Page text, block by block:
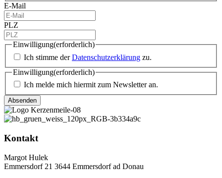
E-Mail
PLZ
Einwilligung(erforderlich)
Ich stimme derDatenschutzerklärung zu.
Einwilligung(erforderlich)
Ich melde mich hiermit zum Newsletter an.
Kontakt
Margot Hulek
Emmersdorf 21 3644 Emmersdorf ad Donau